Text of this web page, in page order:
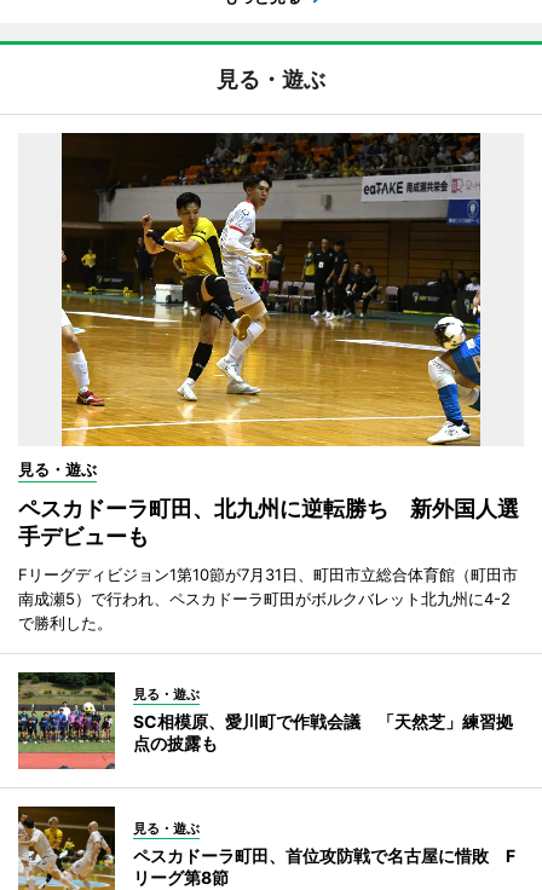
見る・遊ぶ
見る・遊ぶ
ペスカドーラ町田、北九州に逆転勝ち 新外国人選
手デビューも
Fリーグディビジョン1第10節が7月31日、町田市立総合体育館（町田市
南成瀬5）で行われ、ペスカドーラ町田がボルクバレット北九州に4-2
で勝利した。
見る・遊ぶ
SC相模原、愛川町で作戦会議 「天然芝」練習拠
点の披露も
見る・遊ぶ
ペスカドーラ町田、首位攻防戦で名古屋に惜敗 F
リーグ第8節